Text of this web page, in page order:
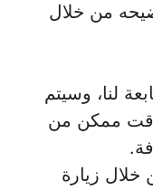
من خلال
لنا، وسيتم
ممكن من
خلال زيارة